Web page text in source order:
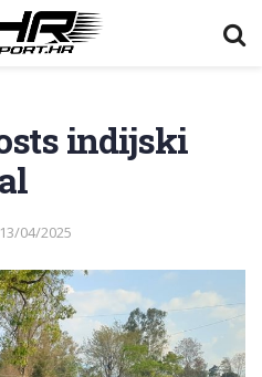
indijski
13/04/2025